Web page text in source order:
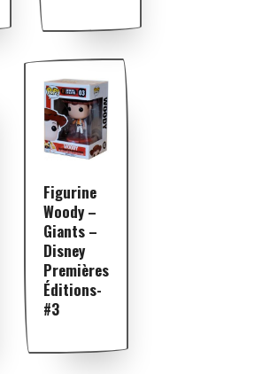
Figurine
Woody –
Giants –
Disney
Premières
Éditions-
#3